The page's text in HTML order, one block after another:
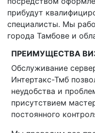
прибудут
специалисты. Мы
города Тамбове и
ПРЕИМУЩЕСТВА
Обслуживание
Интертакс-Тмб
неудобства и
присутствием
постоянного